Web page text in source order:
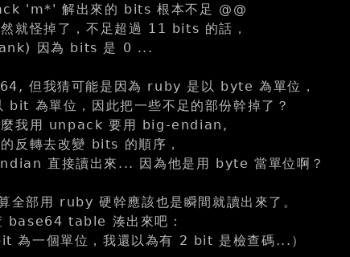
'm*' 解出來的 bits 根本不足 @@
就怪掉了，不足超過 11 bits 的話，
因為 bits 是 0 ...
但我猜可能是因為 ruby 是以 byte 為單位，
bit 為單位，因此把一些不足的部份幹掉了？
麼我用 unpack 要用 big-endian,
反轉去改變 bits 的順序，
直接讀出來... 因為他是用 byte 當單位啊？
部用 ruby 硬幹應該也是瞬間就讀出來了。
base64 table 湊出來吧：
為一個單位，我還以為有 2 bit 是檢查碼...）